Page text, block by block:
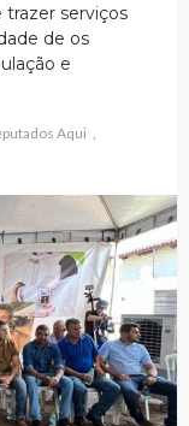
serviços
de os
e
Aqui